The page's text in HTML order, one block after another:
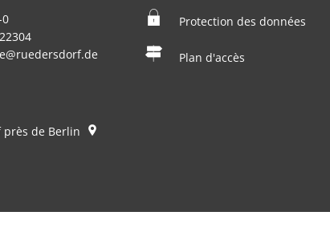
près de Berlin
Protection des données
Plan d'accès